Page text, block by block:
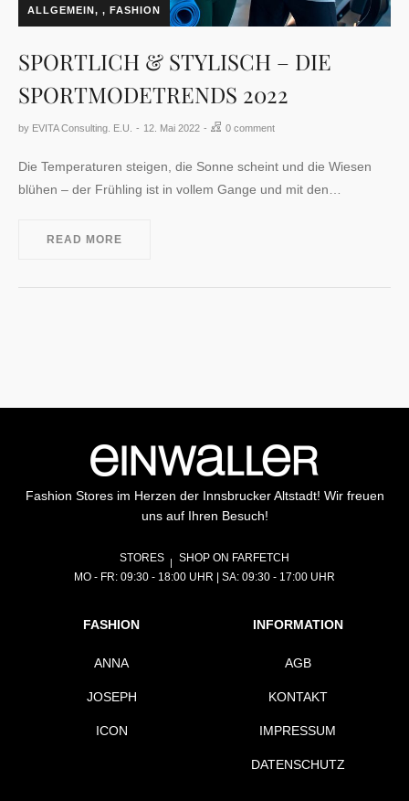
ALLGEMEIN , FASHION
SPORTLICH & STYLISCH – DIE
SPORTMODETRENDS 2022
by EVITA Consulting. E.U. 12. Mai 2022 0 comment
Die Temperaturen steigen, die Sonne scheint und die Wiesen
blühen – der Frühling ist in vollem Gange und mit den…
READ MORE
Fashion Stores im Herzen der Innsbrucker Altstadt! Wir freuen
uns auf Ihren Besuch!
STORES
SHOP ON FARFETCH
MO - FR: 09:30 - 18:00 UHR | SA: 09:30 - 17:00 UHR
FASHION
ANNA
JOSEPH
ICON
INFORMATION
AGB
KONTAKT
IMPRESSUM
DATENSCHUTZ